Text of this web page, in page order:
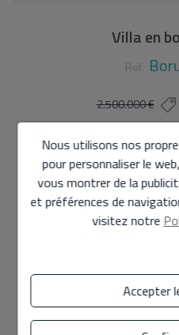
Villa en
Ref.
2.500.000 €
140 m2 675
VillaàCalpe -
CHARMANTE VILLA AVEC
de toutes les commodités.
Il dispose d’un accès
Nous utilisons nos
pour personnaliser le
vous montrer de la
et préférences de
visitez notre
Accepter